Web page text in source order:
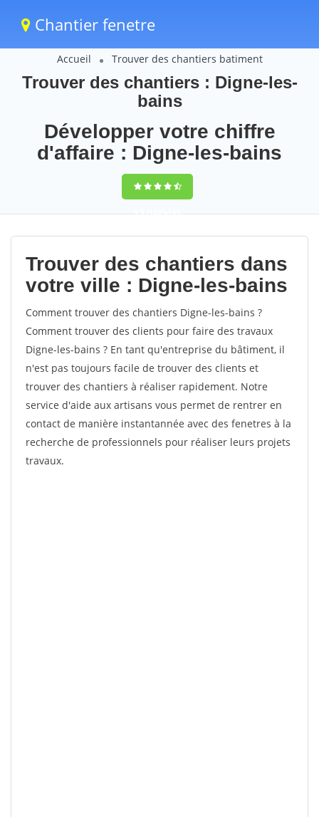
Chantier fenetre
Accueil Trouver des chantiers batiment
Trouver des chantiers : Digne-les-
bains
Développer votre chiffre
d'affaire : Digne-les-bains
9,5(100%)65
votes
Trouver des chantiers dans
votre ville : Digne-les-bains
Comment trouver des chantiers Digne-les-bains ?
Comment trouver des clients pour faire des travaux
Digne-les-bains ? En tant qu'entreprise du bâtiment, il
n'est pas toujours facile de trouver des clients et
trouver des chantiers à réaliser rapidement. Notre
service d'aide aux artisans vous permet de rentrer en
contact de manière instantannée avec des fenetres à la
recherche de professionnels pour réaliser leurs projets
travaux.